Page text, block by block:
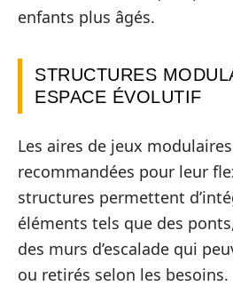
enfants plus âgés.
STRUCTURES
ESPACE ÉVOLUTIF
Les aires de jeux
recommandées pour leur
structures permettent
éléments tels que des
des murs d’escalade qui
ou retirés selon les besoins.